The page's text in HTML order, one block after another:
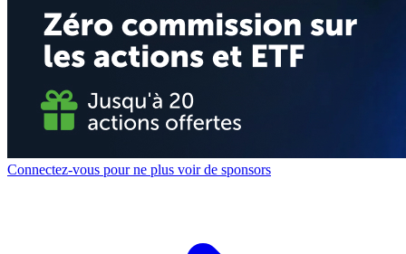
Connectez-vous pour ne plus voir de sponsors